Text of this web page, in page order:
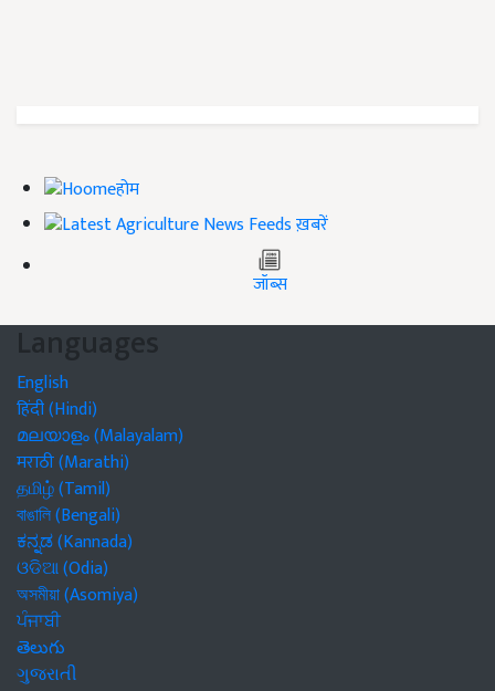
होम
ख़बरें
जॉब्स
Languages
English
हिंदी (Hindi)
മലയാളം (Malayalam)
मराठी (Marathi)
தமிழ் (Tamil)
বাঙালি (Bengali)
ಕನ್ನಡ (Kannada)
ଓଡିଆ (Odia)
অসমীয়া (Asomiya)
ਪੰਜਾਬੀ
తెలుగు
ગુજરાતી